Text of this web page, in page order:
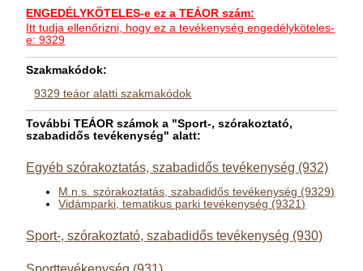
ENGEDÉLYKÖTELES-e ez a TEÁOR szám:
Itt tudja ellenőrizni, hogy ez a tevékenység engedélyköteles-
e: 9329
Szakmakódok:
9329 teáor alatti szakmakódok
További TEÁOR számok a "Sport-, szórakoztató,
szabadidős tevékenység" alatt:
Egyéb szórakoztatás, szabadidős tevékenység (932)
M.n.s. szórakoztatás, szabadidős tevékenység (9329)
Vidámparki, tematikus parki tevékenység (9321)
Sport-, szórakoztató, szabadidős tevékenység (930)